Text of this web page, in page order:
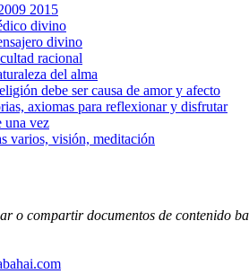
2015
divino
divino
racional
del alma
debe ser causa de amor y afecto
axiomas para reflexionar y disfrutar
una vez
varios, visión, meditación
o compartir documentos de contenido